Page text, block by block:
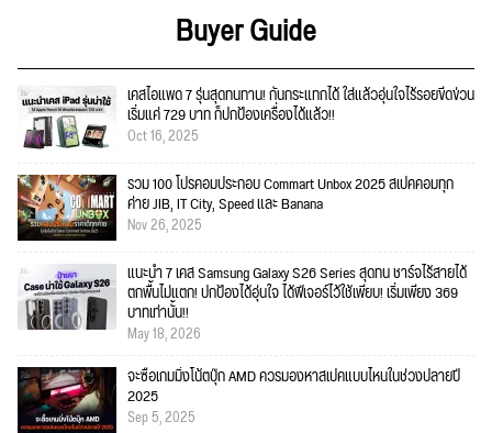
Buyer Guide
เคสไอแพด 7 รุ่นสุดทนทาน! กันกระแทกได้ ใส่แล้วอุ่นใจไร้รอยขีดข่วน
เริ่มแค่ 729 บาท ก็ปกป้องเครื่องได้แล้ว!!
Oct 16, 2025
รวม 100 โปรคอมประกอบ Commart Unbox 2025 สเปคคอมทุก
ค่าย JIB, IT City, Speed และ Banana
Nov 26, 2025
แนะนำ 7 เคส Samsung Galaxy S26 Series สุดทน ชาร์จไร้สายได้
ตกพื้นไม่แตก! ปกป้องได้อุ่นใจ ได้ฟีเจอร์ไว้ใช้เพียบ! เริ่มเพียง 369
บาทเท่านั้น!!
May 18, 2026
จะซื้อเกมมิ่งโน้ตบุ๊ก AMD ควรมองหาสเปคแบบไหนในช่วงปลายปี
2025
Sep 5, 2025